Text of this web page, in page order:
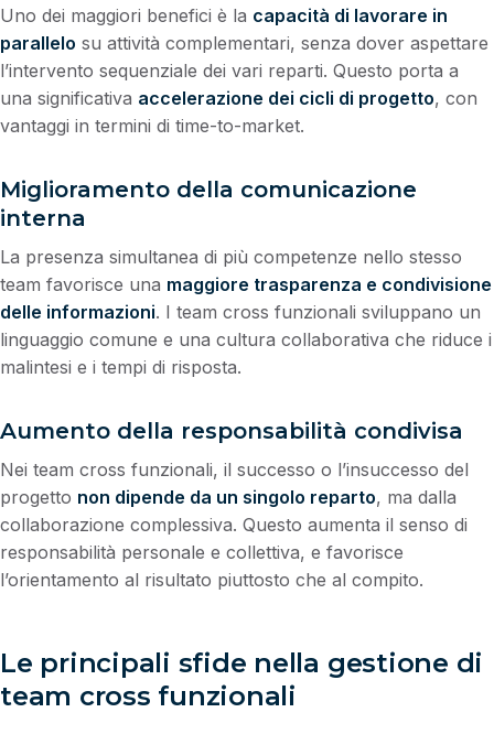
Uno dei maggiori benefici è la capacità di lavorare in
parallelo su attività complementari, senza dover aspettare
l’intervento sequenziale dei vari reparti. Questo porta a
una significativa accelerazione dei cicli di progetto, con
vantaggi in termini di time-to-market.
Miglioramento della comunicazione
interna
La presenza simultanea di più competenze nello stesso
team favorisce una maggiore trasparenza e condivisione
delle informazioni. I team cross funzionali sviluppano un
linguaggio comune e una cultura collaborativa che riduce i
malintesi e i tempi di risposta.
Aumento della responsabilità condivisa
Nei team cross funzionali, il successo o l’insuccesso del
progetto non dipende da un singolo reparto, ma dalla
collaborazione complessiva. Questo aumenta il senso di
responsabilità personale e collettiva, e favorisce
l’orientamento al risultato piuttosto che al compito.
Le principali sfide nella gestione di
team cross funzionali